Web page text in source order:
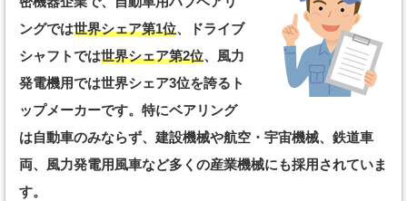
ングでは世界シェア第1位、ドライブ
シャフトでは世界シェア第2位、風力
発電機用では世界シェア3位を誇るト
ップメーカーです。特にベアリング
は自動車のみならず、建設機械や航空・宇宙機械、鉄道車
両、風力発電用風車など多くの産業機械にも採用されていま
す。